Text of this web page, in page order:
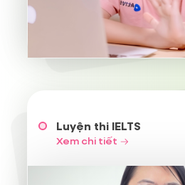
Luyện thi IELTS
Xem chi tiết